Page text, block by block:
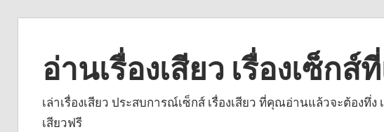
contentอ่านเรื่องเสียว เรื่องเซ็ก
เล่าเรื่องเสียว ประสบการณ์เซ็กส์ เรื่องเสียว ที่คุณอ่านแล้วจะต้อง
เสียวฟรี